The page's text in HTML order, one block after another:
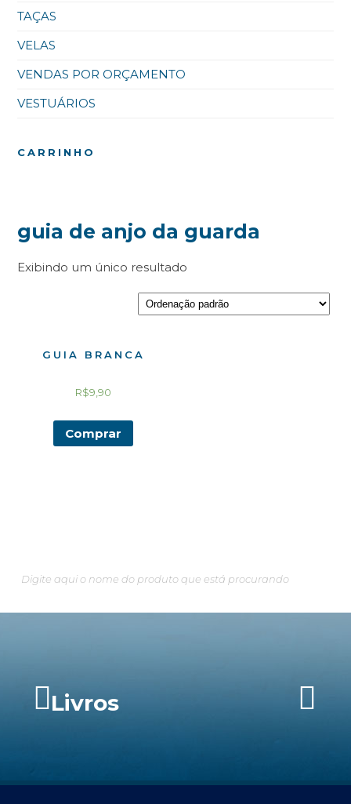
TAÇAS
VELAS
VENDAS POR ORÇAMENTO
VESTUÁRIOS
CARRINHO
guia de anjo da guarda
Exibindo um único resultado
GUIA BRANCA
R$9,90
Comprar
Livros